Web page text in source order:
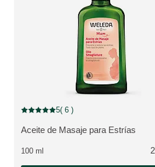
VER PRODUCTO:
Aceite de Masaje para Estrías
Puntuación: 5 / 5 estrellas 6
5( 6 )
100 ml